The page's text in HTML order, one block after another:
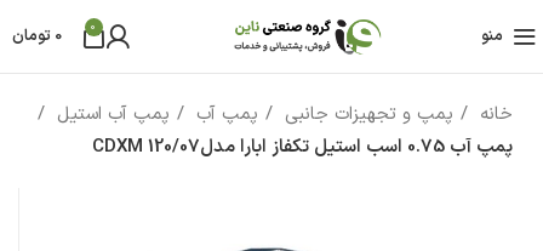
منو 0
0 تومان
خانه پمپ و تجهیزات جانبی پمپ آب
پمپ آب استیل
پمپ آب 0.75 اسب استیل تکفاز ابارا مدلCDXM 120/07